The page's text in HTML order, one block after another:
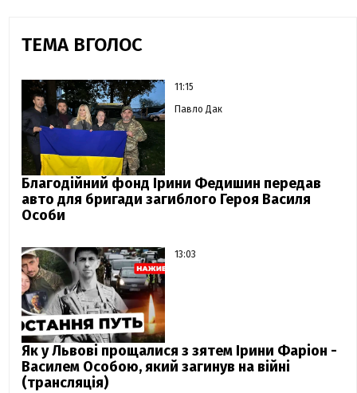
ТЕМА ВГОЛОС
11:15
Павло Дак
Благодійний фонд Ірини Федишин передав
авто для бригади загиблого Героя Василя
Особи
13:03
Як у Львові прощалися з зятем Ірини Фаріон -
Василем Особою, який загинув на війні
(трансляція)